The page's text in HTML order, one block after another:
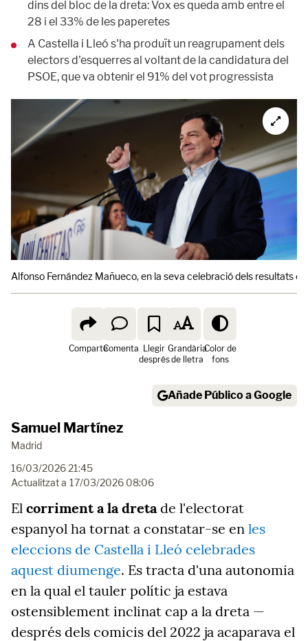
dins del bloc de la dreta: Vox es queda amb entre el
28 i el 33% de les paperetes
A Castella i Lleó s'ha produït un reagrupament dels
electors d'esquerres al voltant de la candidatura del
PSOE, que va obtenir el 91% del vot progressista
Alfonso Fernández Mañueco, en la seva celebració dels resultats
ComparteComenta Llegir
després
Grandària
de lletra
Color de
fons
Añade Público a Google
Samuel Martínez
Madrid
16/03/2026 21:45
Actualitzat a 17/03/2026 08:06
El corriment a la dretade l'electorat
espanyol ha tornat a constatar-se en les
eleccions de Castella i Lleó celebrades
aquest diumenge. Es tracta d'una autonomia
en la qual el tauler polític ja estava
ostensiblement inclinat cap a la dreta —
després dels comicis del 2022 ja acaparava el